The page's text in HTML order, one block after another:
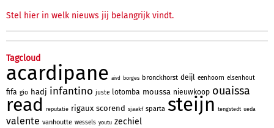
Stel hier in welk nieuws jij belangrijk vindt.
Tagcloud
acardipane aivd borges bronckhorst deijl eenhoorn elsenhout
fifa gio hadj infantino juste lotomba moussa nieuwkoop ouaissa
read reputatie rigaux scorend sjaakf sparta steijn tengstedt ueda
valente vanhoutte wessels youtu zechiel